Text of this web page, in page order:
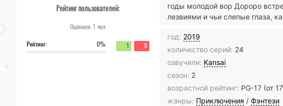
Рейтинг пользователей:
Оценили: 1 чел.
Рейтинг: 0% 1 0
годы молодой вор Дороро
лезвиями и чьи слепые глаза,
год: 2019
количество серий: 24
озвучили: Kansai
сезон: 2
возрастной рейтинг: PG-17 (от
жанры: Приключения / Фэнтези